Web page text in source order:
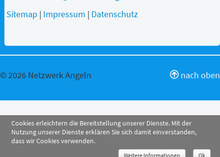
Sitemap | Impressum | Datenschutz
nach oben
© 2026 Netzwerk Angeln
Cookies erleichtern die Bereitstellung unserer Dienste. Mit der
Nutzung unserer Dienste erklären Sie sich damit einverstanden,
dass wir Cookies verwenden.
Weitere Informationen Ok